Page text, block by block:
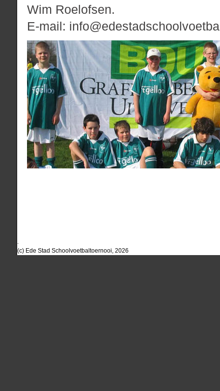
Wim Roelofsen.
E-mail:
.
(c) Ede Stad Schoolvoetbaltoernooi, 2026